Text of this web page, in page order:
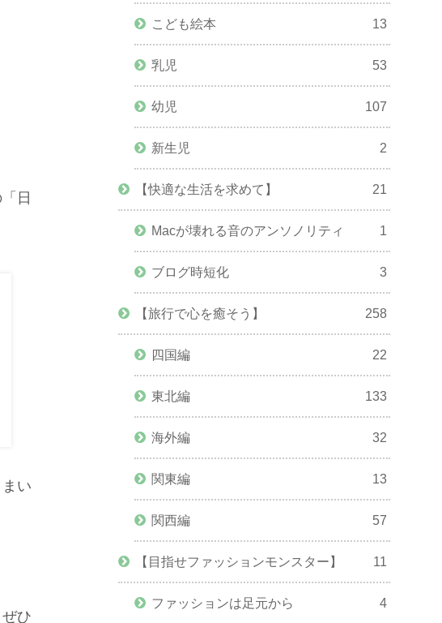
日
い
ひ
こども絵本 13
乳児 53
幼児 107
新生児 2
【快適な生活を求めて】 21
Macが壊れる音のアンソノリティ 1
ブログ時短化 3
【旅行で心を癒そう】 258
四国編 22
東北編 133
海外編 32
関東編 13
関西編 57
【目指せファッションモンスター】 11
ファッションは足元から 4